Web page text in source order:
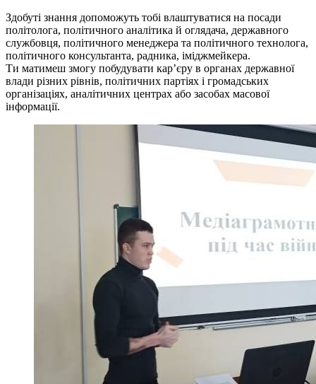
Здобуті знання допоможуть тобі влаштуватися на посади
політолога, політичного аналітика й оглядача, державного
службовця, політичного менеджера та політичного технолога,
політичного консультанта, радника, іміджмейкера.
Ти матимеш змогу побудувати кар’єру в органах державної
влади різних рівнів, політичних партіях і громадських
організаціях, аналітичних центрах або засобах масової
інформації.